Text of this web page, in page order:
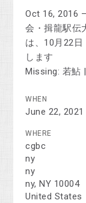
Oct 16, 2016
会・揖龍駅伝
は、10月22
します
Missing: 若鮎
WHEN
June 22,
WHERE
cgbc
ny
ny
ny, NY 10004
United States